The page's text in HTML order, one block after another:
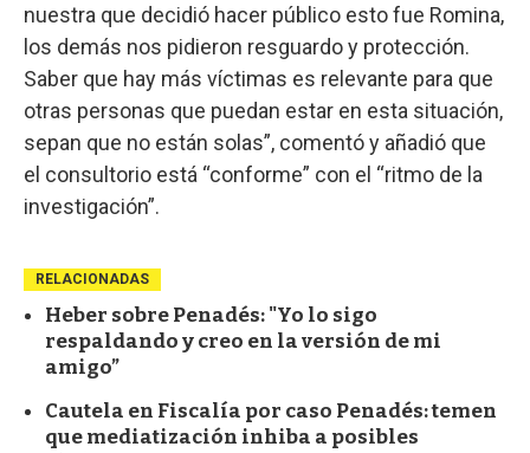
nuestra que decidió hacer público esto fue Romina,
los demás nos pidieron resguardo y protección.
Saber que hay más víctimas es relevante para que
otras personas que puedan estar en esta situación,
sepan que no están solas”, comentó y añadió que
el consultorio está “conforme” con el “ritmo de la
investigación”.
RELACIONADAS
Heber sobre Penadés: "Yo lo sigo
respaldando y creo en la versión de mi
amigo”
Cautela en Fiscalía por caso Penadés: temen
que mediatización inhiba a posibles